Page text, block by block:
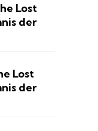
Lost
der
Lost
der